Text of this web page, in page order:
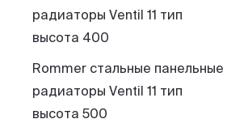
радиаторы Ventil 11 тип
высота 400
Rommer стальные панельные
радиаторы Ventil 11 тип
высота 500